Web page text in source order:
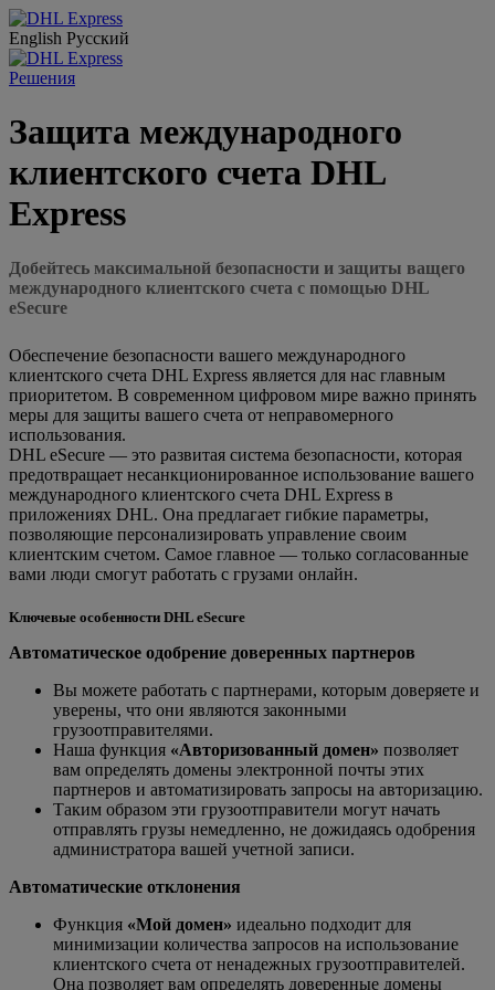
English Русский
Решения
Защита международного
клиентского счета DHL
Express
Добейтесь максимальной безопасности и защиты ващего
международного клиентского счета с помощью DHL
eSecure
Обеспечение безопасности вашего международного
клиентского счета DHL Express является для нас главным
приоритетом. В современном цифровом мире важно принять
меры для защиты вашего счета от неправомерного
использования.
DHL eSecure — это развитая система безопасности, которая
предотвращает несанкционированное использование вашего
международного клиентского счета DHL Express в
приложениях DHL. Она предлагает гибкие параметры,
позволяющие персонализировать управление своим
клиентским счетом. Самое главное — только согласованные
вами люди смогут работать с грузами онлайн.
Ключевые особенности DHL eSecure
Автоматическое одобрение доверенных партнеров
Вы можете работать с партнерами, которым доверяете и
уверены, что они являются законными
грузоотправителями.
Наша функция «Авторизованный домен» позволяет
вам определять домены электронной почты этих
партнеров и автоматизировать запросы на авторизацию.
Таким образом эти грузоотправители могут начать
отправлять грузы немедленно, не дожидаясь одобрения
администратора вашей учетной записи.
Автоматические отклонения
Функция «Мой домен» идеально подходит для
минимизации количества запросов на использование
клиентского счета от ненадежных грузоотправителей.
Она позволяет вам определять доверенные домены